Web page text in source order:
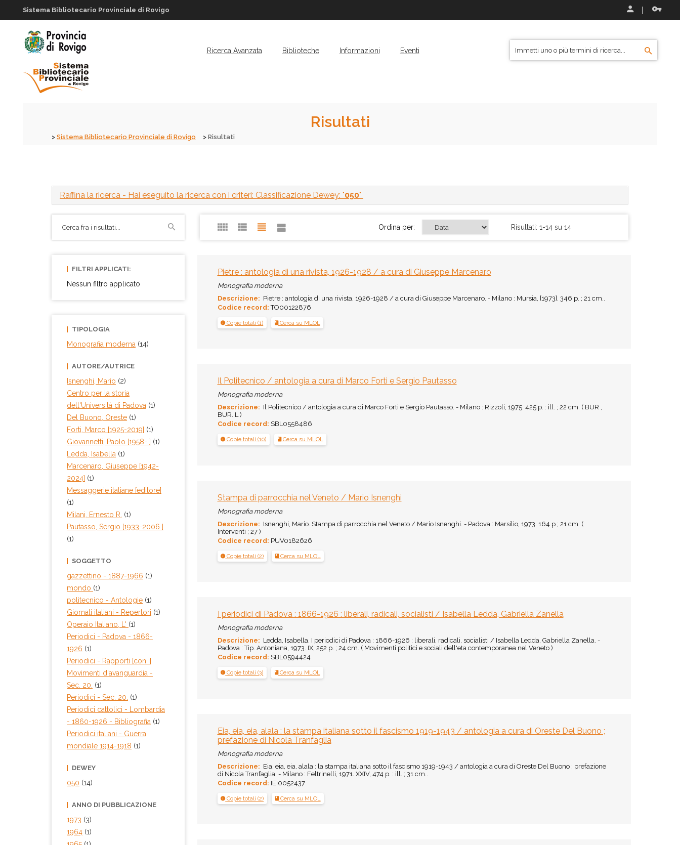
Sistema Bibliotecario Provinciale di Rovigo
Ricerca Avanzata Biblioteche Informazioni Eventi
Risultati
Sistema Bibliotecario Provinciale di Rovigo Risultati
Raffina la ricerca - Hai eseguito la ricerca con i criteri: Classificazione Dewey: "050"
Ordina per: Risultati: 1-14 su 14
Pietre : antologia di una rivista, 1926-1928 / a cura di Giuseppe Marcenaro
Monografia moderna
Descrizione: Pietre : antologia di una rivista, 1926-1928 / a cura di Giuseppe Marcenaro. - Milano : Mursia, [1973]. 346 p. ; 21 cm..
Codice record: TO00122876
Copie totali (1) Cerca su MLOL
Il Politecnico / antologia a cura di Marco Forti e Sergio Pautasso
Monografia moderna
Descrizione: Il Politecnico / antologia a cura di Marco Forti e Sergio Pautasso. - Milano : Rizzoli, 1975. 425 p. : ill. ; 22 cm. ( BUR ,
BUR. L )
Codice record: SBL0558486
Copie totali (10) Cerca su MLOL
Stampa di parrocchia nel Veneto / Mario Isnenghi
Monografia moderna
Descrizione: Isnenghi, Mario. Stampa di parrocchia nel Veneto / Mario Isnenghi. - Padova : Marsilio, 1973. 164 p ; 21 cm. (
Interventi ; 27 )
Codice record: PUV0182626
Copie totali (2) Cerca su MLOL
I periodici di Padova : 1866-1926 : liberali, radicali, socialisti / Isabella Ledda, Gabriella Zanella
Monografia moderna
Descrizione: Ledda, Isabella. I periodici di Padova : 1866-1926 : liberali, radicali, socialisti / Isabella Ledda, Gabriella Zanella. -
Padova : Tip. Antoniana, 1973. IX, 252 p. ; 24 cm. ( Movimenti politici e sociali dell'eta contemporanea nel Veneto )
Codice record: SBL0594424
Copie totali (3) Cerca su MLOL
Eia, eia, eia, alala : la stampa italiana sotto il fascismo 1919-1943 / antologia a cura di Oreste Del Buono ;
prefazione di Nicola Tranfaglia
Monografia moderna
Descrizione: Eia, eia, eia, alala : la stampa italiana sotto il fascismo 1919-1943 / antologia a cura di Oreste Del Buono ; prefazione
di Nicola Tranfaglia. - Milano : Feltrinelli, 1971. XXIV, 474 p. : ill. ; 31 cm..
Codice record: IEI0052437
Copie totali (2) Cerca su MLOL
FILTRI APPLICATI:
Nessun filtro applicato
TIPOLOGIA
Monografia moderna (14)
AUTORE/AUTRICE
Isnenghi, Mario (2)
Centro per la storia
dell'Università di Padova (1)
Del Buono, Oreste (1)
Forti, Marco [1925-2019] (1)
Giovannetti, Paolo [1958- ] (1)
Ledda, Isabella (1)
Marcenaro, Giuseppe [1942-
2024] (1)
Messaggerie italiane [editore]
(1)
Milani, Ernesto R. (1)
Pautasso, Sergio [1933-2006 ]
(1)
SOGGETTO
gazzettino - 1887-1966 (1)
mondo (1)
politecnico - Antologie (1)
Giornali italiani - Repertori (1)
Operaio Italiano, L' (1)
Periodici - Padova - 1866-
1926 (1)
Periodici - Rapporti [con i]
Movimenti d'avanguardia -
Sec. 20. (1)
Periodici - Sec. 20. (1)
Periodici cattolici - Lombardia
- 1860-1926 - Bibliografia (1)
Periodici italiani - Guerra
mondiale 1914-1918 (1)
DEWEY
050 (14)
ANNO DI PUBBLICAZIONE
1973 (3)
1964 (1)